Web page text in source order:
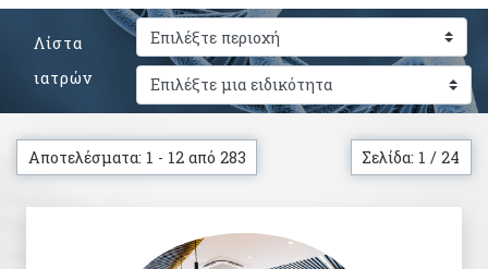
Λίστα
ιατρών
Αποτελέσματα: 1 - 12 από 283 Σελίδα: 1 / 24